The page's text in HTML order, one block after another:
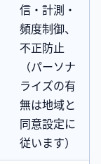
信・計測・
頻度制御、
不正防止
（パーソナ
ライズの有
無は地域と
同意設定に
従います）